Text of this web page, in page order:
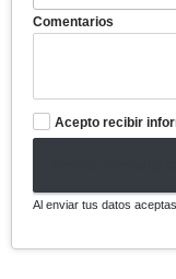
Comentarios
Acepto recibir
Al enviar tus datos